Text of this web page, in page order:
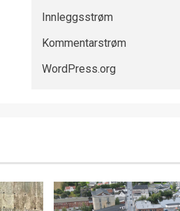
Innleggsstrøm
Kommentarstrøm
WordPress.org